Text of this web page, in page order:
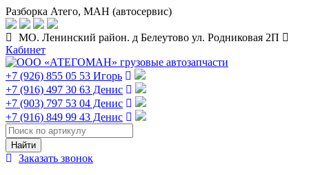
Разборка Атего, МАН (автосервис)
МО. Ленинский район. д Белеутово ул. Родниковая 2П
Кабинет
+7 (926) 855 05 53 Игорь
+7 (916) 497 30 63 Денис
+7 (903) 797 53 04 Денис
+7 (916) 849 99 43 Денис
Заказать звонок